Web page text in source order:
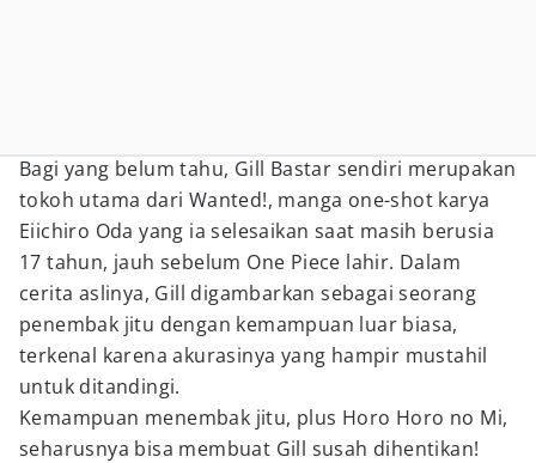
Bagi yang belum tahu, Gill Bastar sendiri merupakan
tokoh utama dari Wanted!, manga one-shot karya
Eiichiro Oda yang ia selesaikan saat masih berusia
17 tahun, jauh sebelum One Piece lahir. Dalam
cerita aslinya, Gill digambarkan sebagai seorang
penembak jitu dengan kemampuan luar biasa,
terkenal karena akurasinya yang hampir mustahil
untuk ditandingi.
Kemampuan menembak jitu, plus Horo Horo no Mi,
seharusnya bisa membuat Gill susah dihentikan!